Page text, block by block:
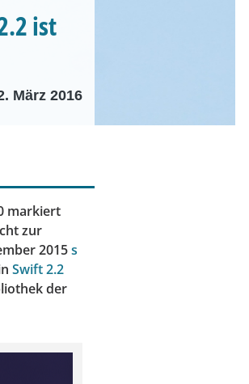
ist
März 2016
markiert
zur
2015s
Swift 2.2
der